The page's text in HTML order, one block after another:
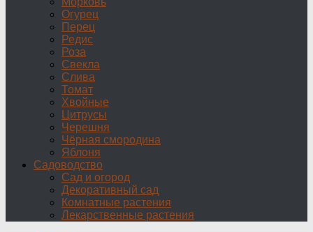
Огурец
Перец
Редис
Роза
Свекла
Слива
Томат
Хвойные
Цитрусы
Черешня
Чёрная смородина
Яблоня
Садоводство
Сад и огород
Декоративный сад
Комнатные растения
Лекарственные растения